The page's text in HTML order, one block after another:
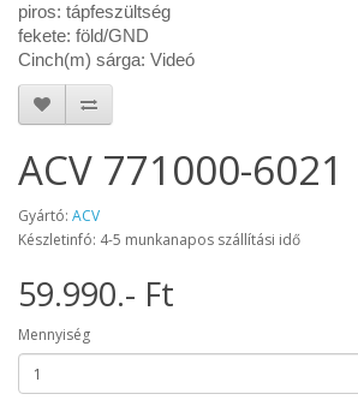
piros: tápfeszültség
fekete: föld/GND
Cinch(m) sárga: Videó
ACV 771000-6021
Gyártó: ACV
Készletinfó: 4-5 munkanapos szállítási idő
59.990.- Ft
Mennyiség